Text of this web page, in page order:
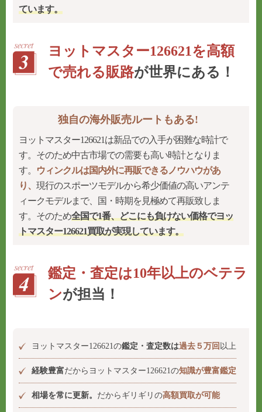
ています。
ヨットマスター126621を高額
で売れる販路が世界にある！
独自の海外販売ルートもある!
ヨットマスター126621は新品での入手が困難な時計で
す。そのため中古市場での需要も高い時計となりま
す。 ウィンクルは国内外に再販できるノウハウがあ
り、現行のスポーツモデルから希少価値の高いアンテ
ィークモデルまで、国・時期を見極めて再販致しま
す。そのため全国で1番、どこにも負けない価格でヨッ
トマスター126621買取が実現しています。
鑑定・査定は10年以上のベテラ
ンが担当！
ヨットマスター126621の鑑定・査定数は過去５万回 以上
経験豊富だからヨットマスター126621の知識が豊富鑑定
相場を常に更新。 だからギリギリの高額買取が可能